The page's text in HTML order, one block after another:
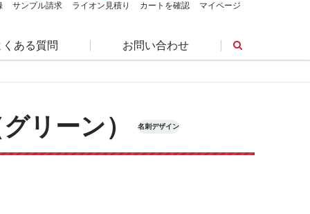
サンプル請求 ライオン見積り カートを確認 マイページ
くある質問 お問い合わせ
リーン） 名刺デザイン